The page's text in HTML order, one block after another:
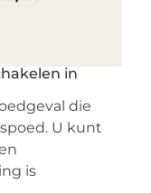
in
die
U kunt
is